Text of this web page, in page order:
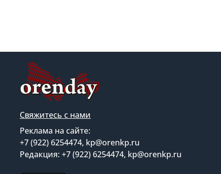
Свяжитесь с нами
Реклама на сайте:
+7 (922) 6254474, kp@orenkp.ru
Редакция: +7 (922) 6254474, kp@orenkp.ru